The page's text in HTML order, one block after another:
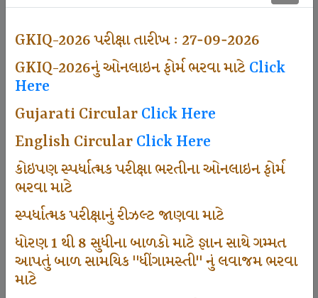
GKIQ-2026 પરીક્ષા તારીખ : 27-09-2026
GKIQ-2026નું ઓનલાઇન ફોર્મ ભરવા માટેClick
Here
Gujarati CircularClick Here
English CircularClick Here
કોઇપણ સ્પર્ધાત્મક પરીક્ષા ભરતીના ઓનલાઇન ફોર્મ
ભરવા માટે
સ્પર્ધાત્મક પરીક્ષાનું રીઝલ્ટ જાણવા માટે
ધોરણ 1 થી 8 સુધીના બાળકો માટે જ્ઞાન સાથે ગમ્મત
આપતું બાળ સામયિક "ધીંગામસ્તી" નું લવાજમ ભરવા
માટે
500
Dhingamasti Subscription
671
1000